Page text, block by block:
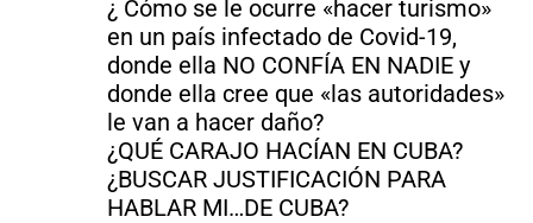
¿ Cómo se le ocurre «hacer turismo»
en un país infectado de Covid-19,
donde ella NO CONFÍA EN NADIE y
donde ella cree que «las autoridades»
le van a hacer daño?
¿QUÉ CARAJO HACÍAN EN CUBA?
¿BUSCAR JUSTIFICACIÓN PARA
HABLAR MI…DE CUBA?